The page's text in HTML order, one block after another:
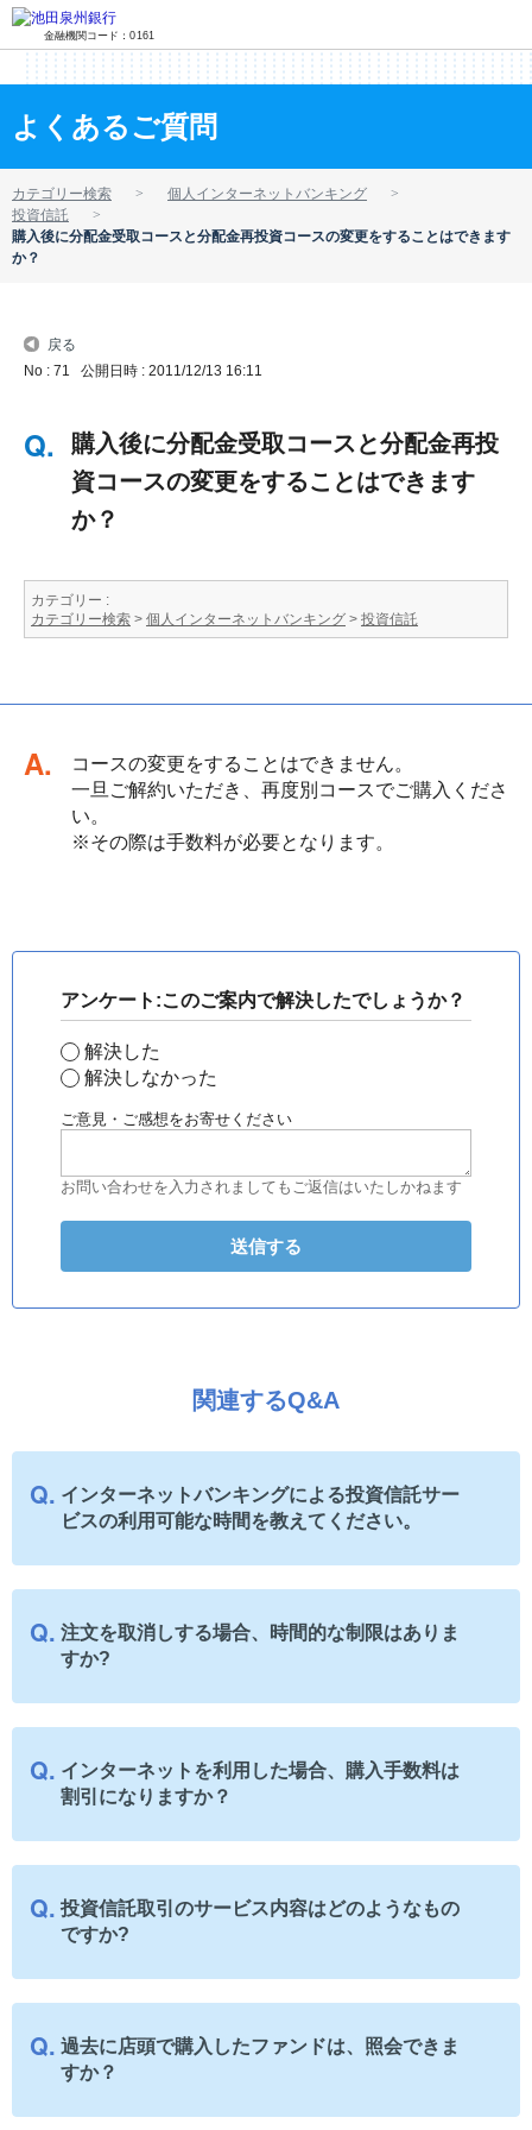
金融機関コード：0161
よくあるご質問
カテゴリー検索
個人インターネットバンキング
投資信託
購入後に分配金受取コースと分配金再投資コースの変更をすることはできます
か？
戻る
No : 71 公開日時 : 2011/12/13 16:11
購入後に分配金受取コースと分配金再投
資コースの変更をすることはできます
か？
カテゴリー :
カテゴリー検索 > 個人インターネットバンキング > 投資信託
回答
コースの変更をすることはできません。
一旦ご解約いただき、再度別コースでご購入くださ
い。
※その際は手数料が必要となります。
アンケート:このご案内で解決したでしょうか？
解決した
解決しなかった
ご意見・ご感想をお寄せください
お問い合わせを入力されましてもご返信はいたしかねます
関連するQ&A
インターネットバンキングによる投資信託サー
ビスの利用可能な時間を教えてください。
注文を取消しする場合、時間的な制限はありま
すか?
インターネットを利用した場合、購入手数料は
割引になりますか？
投資信託取引のサービス内容はどのようなもの
ですか?
過去に店頭で購入したファンドは、照会できま
すか？